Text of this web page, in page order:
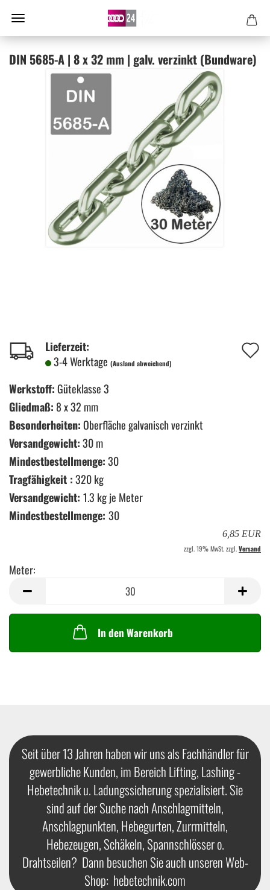
DIN 5685-​A | 8 x 32 mm | galv. ver­zinkt (Bund­wa­re)
Lieferzeit:
3-4 Werktage (Ausland abweichend)
Werkstoff:Güteklasse 3
Gliedmaß: 8 x 32 mm
Besonderheiten:Oberfläche galvanisch verzinkt
Versandgewicht:30 m
Mindestbestellmenge:30
Tragfähigkeit :320 kg
Versandgewicht: 1.3 kg je Meter
Mindestbestellmenge: 30
6,85 EUR
zzgl. 19% MwSt. zzgl.Versand
Meter:
In den Warenkorb
Seit über 13 Jahren haben wir uns als Fachhändler für
gewerbliche Kunden, im Bereich Lifting, Lashing -
Hebetechnik u. Ladungssicherung spezialisiert. Sie
sind auf der Suche nach Anschlagmitteln,
Anschlagpunkten, Hebegurten, Zurrmitteln,
Hebezeugen, Schäkeln, Spannschlösser o.
Drahtseilen? Dann besuchen Sie auch unseren Web-
Shop: hebetechnik.com